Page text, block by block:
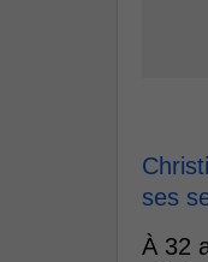
ses
À 32